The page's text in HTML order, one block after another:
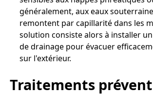
généralement, aux eaux
remontent par capillarité dans les
solution consiste alors à installer
de drainage pour évacuer
sur l'extérieur.
Traitements